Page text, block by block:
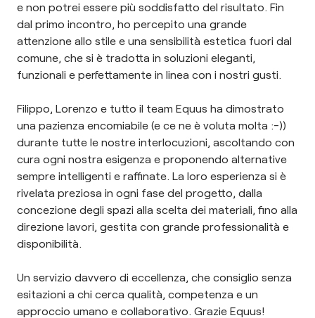
e non potrei essere più soddisfatto del risultato. Fin
dal primo incontro, ho percepito una grande
attenzione allo stile e una sensibilità estetica fuori dal
comune, che si è tradotta in soluzioni eleganti,
funzionali e perfettamente in linea con i nostri gusti.
Filippo, Lorenzo e tutto il team Equus ha dimostrato
una pazienza encomiabile (e ce ne è voluta molta :-))
durante tutte le nostre interlocuzioni, ascoltando con
cura ogni nostra esigenza e proponendo alternative
sempre intelligenti e raffinate. La loro esperienza si è
rivelata preziosa in ogni fase del progetto, dalla
concezione degli spazi alla scelta dei materiali, fino alla
direzione lavori, gestita con grande professionalità e
disponibilità.
Un servizio davvero di eccellenza, che consiglio senza
esitazioni a chi cerca qualità, competenza e un
approccio umano e collaborativo. Grazie Equus!